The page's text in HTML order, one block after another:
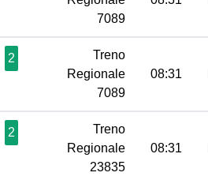
7089
2
Treno
Regionale
7089
08:31
2
Treno
Regionale
23835
08:31